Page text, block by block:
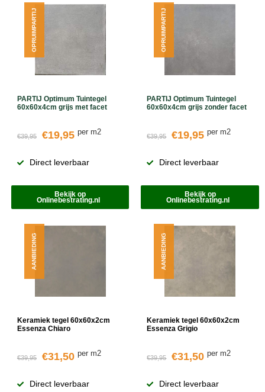
PARTIJ Optimum Tuintegel
60x60x4cm grijs met facet
€39,95 €19,95 per m2
Direct leverbaar
OPRUIMPARTIJ
Bekijk op
Onlinebestrating.nl
PARTIJ Optimum Tuintegel
60x60x4cm grijs zonder facet
€39,95 €19,95 per m2
Direct leverbaar
OPRUIMPARTIJ
Bekijk op
Onlinebestrating.nl
Keramiek tegel 60x60x2cm
Essenza Chiaro
€39,95 €31,50 per m2
Direct leverbaar
AANBIEDING
Keramiek tegel 60x60x2cm
Essenza Grigio
€39,95 €31,50 per m2
Direct leverbaar
AANBIEDING